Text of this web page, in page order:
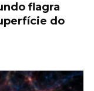
flagra
do